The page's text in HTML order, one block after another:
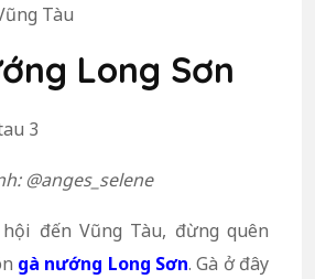
Tàu
Long Sơn
@anges_selene
đến Vũng Tàu, đừng quên
gà nướng Long Sơn. Gà ở đây